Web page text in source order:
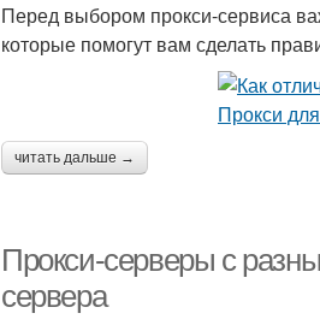
Перед выбором прокси-сервиса
которые помогут вам сделать
читать дальше →
Прокси-серверы с
сервера